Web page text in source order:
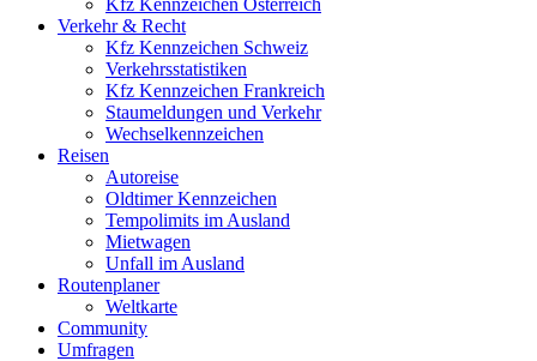
Kfz Kennzeichen Österreich
Verkehr & Recht
Kfz Kennzeichen Schweiz
Verkehrsstatistiken
Kfz Kennzeichen Frankreich
Staumeldungen und Verkehr
Wechselkennzeichen
Reisen
Autoreise
Oldtimer Kennzeichen
Tempolimits im Ausland
Mietwagen
Unfall im Ausland
Routenplaner
Weltkarte
Community
Umfragen